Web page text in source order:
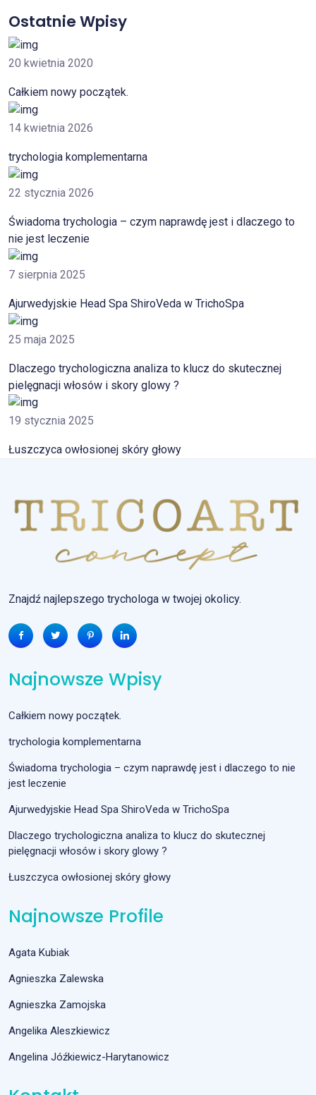
Ostatnie Wpisy
20 kwietnia 2020
Całkiem nowy początek.
14 kwietnia 2026
trychologia komplementarna
22 stycznia 2026
Świadoma trychologia – czym naprawdę jest i dlaczego to
nie jest leczenie
7 sierpnia 2025
Ajurwedyjskie Head Spa ShiroVeda w TrichoSpa
25 maja 2025
Dlaczego trychologiczna analiza to klucz do skutecznej
pielęgnacji włosów i skory glowy ?
19 stycznia 2025
Łuszczyca owłosionej skóry głowy
Znajdź najlepszego trychologa w twojej okolicy.
Najnowsze Wpisy
Całkiem nowy początek.
trychologia komplementarna
Świadoma trychologia – czym naprawdę jest i dlaczego to nie
jest leczenie
Ajurwedyjskie Head Spa ShiroVeda w TrichoSpa
Dlaczego trychologiczna analiza to klucz do skutecznej
pielęgnacji włosów i skory glowy ?
Łuszczyca owłosionej skóry głowy
Najnowsze Profile
Agata Kubiak
Agnieszka Zalewska
Agnieszka Zamojska
Angelika Aleszkiewicz
Angelina Jóźkiewicz-Harytanowicz